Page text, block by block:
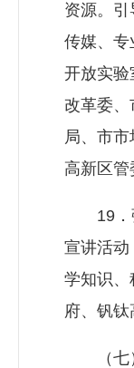
资源。
传媒、专
开放实验
改革委、
局、市
高新区管
19．强
宣讲活动
学知识、
府、钒钛
（七）